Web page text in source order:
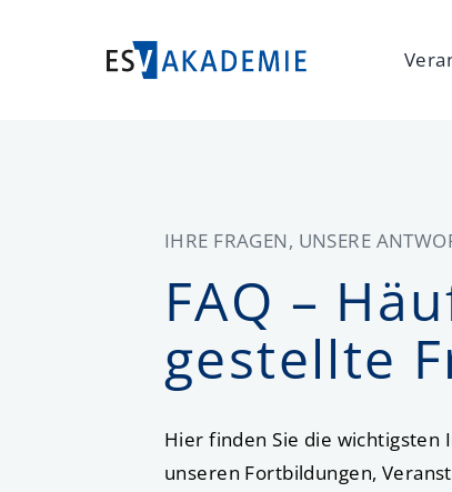
IHRE FRAGEN, UNSERE
FAQ –
gestellte
Hier finden Sie die wichtigsten
unseren Fortbildungen,